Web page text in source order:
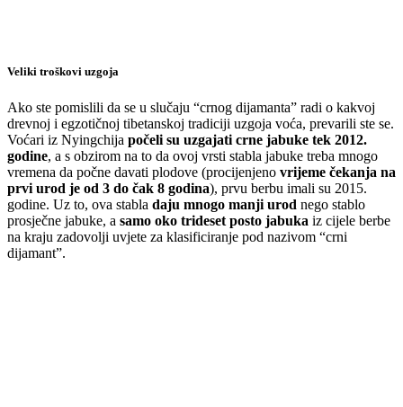
Veliki troškovi uzgoja
Ako ste pomislili da se u slučaju “crnog dijamanta” radi o kakvoj
drevnoj i egzotičnoj tibetanskoj tradiciji uzgoja voća, prevarili ste se.
Voćari iz Nyingchija počeli su uzgajati crne jabuke tek 2012.
godine, a s obzirom na to da ovoj vrsti stabla jabuke treba mnogo
vremena da počne davati plodove (procijenjeno vrijeme čekanja na
prvi urod je od 3 do čak 8 godina), prvu berbu imali su 2015.
godine. Uz to, ova stabla daju mnogo manji urod nego stablo
prosječne jabuke, a samo oko trideset posto jabuka iz cijele berbe
na kraju zadovolji uvjete za klasificiranje pod nazivom “crni
dijamant”.